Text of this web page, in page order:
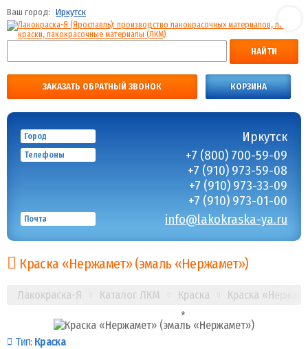
Ваш город: Иркутск
НАЙТИ
ЗАКАЗАТЬ ОБРАТНЫЙ ЗВОНОК КОРЗИНА
Город Иркутск
Телефоны
+7 (800) 700-59-09
+7 (910) 973-59-08
+7 (910) 973-33-09
+7 (910) 973-01-00
Почта info@lakokraska-ya.ru
Краска «Нержамет» (эмаль «Нержамет»)
Лакокраска-Я Каталог ЛКМ Краска Краска
Тип: Краска